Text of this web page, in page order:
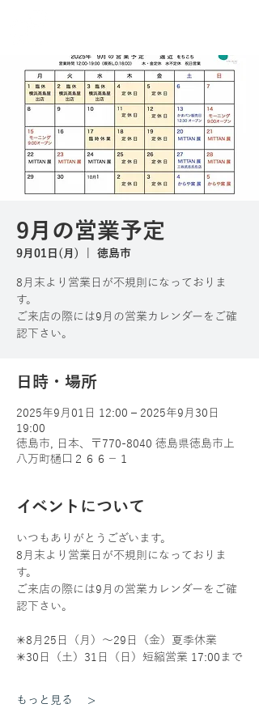
9月の営業予定
9月01日(月) 徳島市
8月末より営業日が不規則になっておりま
す。
ご来店の際には9月の営業カレンダーをご確
認下さい。
日時・場所
2025年9月01日 12:00 – 2025年9月30日
19:00
徳島市, 日本、〒770-8040 徳島県徳島市上
八万町樋口２６６−１
イベントについて
いつもありがとうございます。
8月末より営業日が不規則になっておりま
す。
ご来店の際には9月の営業カレンダーをご確
認下さい。
✳︎8月25日（月）〜29日（金）夏季休業
✳︎30日（土）31日（日）短縮営業 17:00まで
もっと見る >